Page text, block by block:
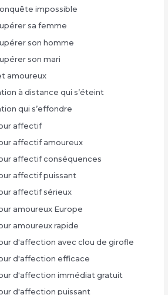
impossible
sa femme
son homme
son mari
amoureux
à distance qui s’éteint
qui s’effondre
affectif
affectif amoureux
affectif conséquences
affectif puissant
affectif sérieux
amoureux Europe
amoureux rapide
d'affection avec clou de girofle
d'affection efficace
d'affection immédiat gratuit
d'affection puissant